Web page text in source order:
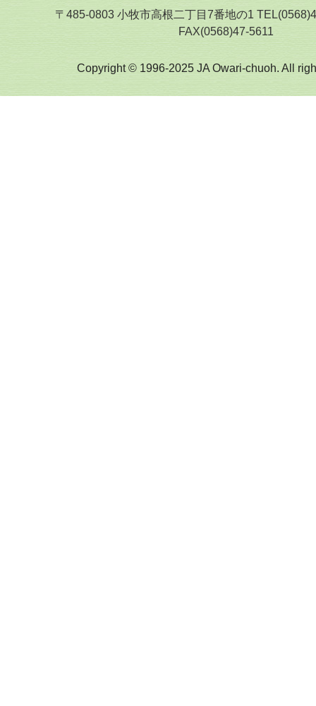
〒485-0803 小牧市高根二丁目7番地の1
FAX(0568)47-5611
Copyright © 1996-2025 JA Owari-chuoh. All